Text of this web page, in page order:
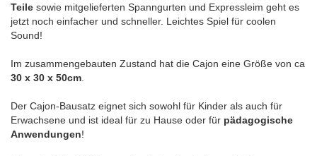
Teile sowie mitgelieferten Spanngurten und Expressleim geht es
jetzt noch einfacher und schneller. Leichtes Spiel für coolen
Sound!
Im zusammengebauten Zustand hat die Cajon eine Größe von ca
30 x 30 x 50cm
Der Cajon-Bausatz eignet sich sowohl für Kinder als auch für
Erwachsene und ist ideal für zu Hause oder für pädagogische
Anwendungen!